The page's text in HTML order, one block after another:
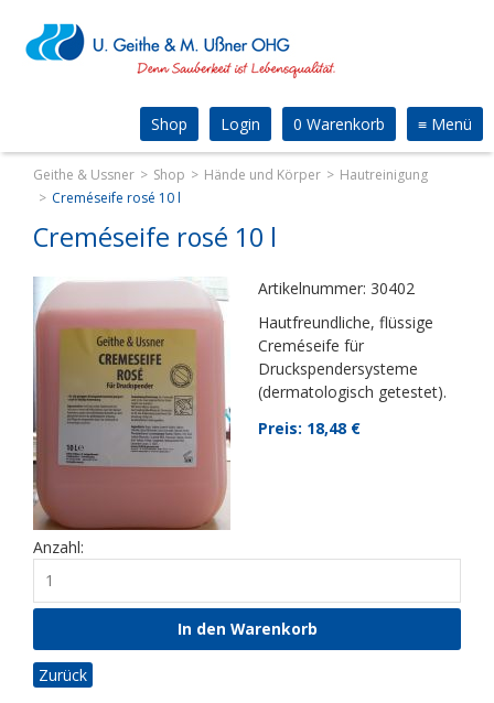
≡ Menü
0 Warenkorb
Login
Shop
Geithe & Ussner Shop Hände und Körper
Hautreinigung
Creméseife rosé 10 l
Creméseife rosé 10 l
Artikelnummer: 30402
Hautfreundliche, flüssige
Creméseife für
Druckspendersysteme
(dermatologisch getestet).
Preis: 18,48 €
Anzahl:
Zurück